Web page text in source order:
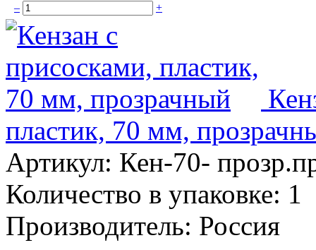
– +
пластик, 70 мм,
Артикул: Кен-70-
Количество в упаковке: 1
Производитель: Россия